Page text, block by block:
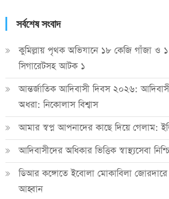
সর্বশেষ সংবাদ
কুমিল্লায় পৃথক অভিযানে ১৮ কেজি গাঁজা ও
সিগারেটসহ আটক ১
আন্তর্জাতিক আদিবাসী দিবস ২০২৬:
অধরা: নিকোলাস বিশ্বাস
আমার স্বপ্ন আপনাদের কাছে দিয়ে গেলাম:
আদিবাসীদের অধিকার ভিত্তিক স্বাস্থ্যসেবা
ডিআর কঙ্গোতে ইবোলা মোকাবিলা জোরদারে
আহ্বান